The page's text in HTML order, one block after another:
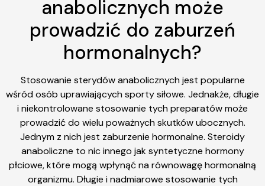
anabolicznych może
prowadzić do zaburzeń
hormonalnych?
Stosowanie sterydów anabolicznych jest popularne
wśród osób uprawiających sporty siłowe. Jednakże, długie
i niekontrolowane stosowanie tych preparatów może
prowadzić do wielu poważnych skutków ubocznych.
Jednym z nich jest zaburzenie hormonalne. Steroidy
anaboliczne to nic innego jak syntetyczne hormony
płciowe, które mogą wpłynąć na równowagę hormonalną
organizmu. Długie i nadmiarowe stosowanie tych